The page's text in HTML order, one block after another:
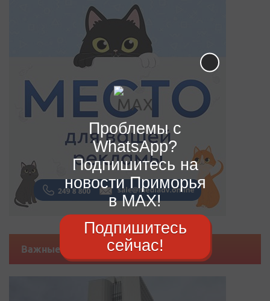
Важные новости
Проблемы с
WhatsApp?
Подпишитесь на
новости Приморья
в MAX!
Подпишитесь
сейчас!